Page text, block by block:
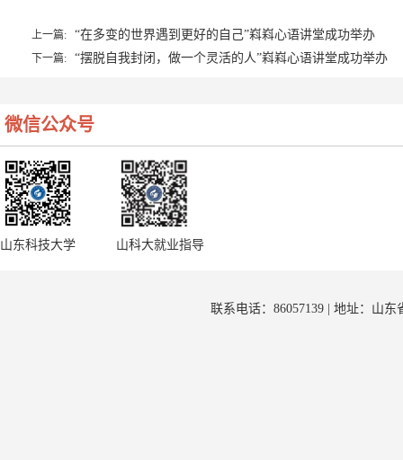
上一篇: “在多变的世界遇到更好的自己”嵙嵙心语讲堂成功举办
下一篇: “摆脱自我封闭，做一个灵活的人”嵙嵙心语讲堂成功举办
微信公众号
山东科技大学 山科大就业指导
联系电话：86057139 | 地址：山